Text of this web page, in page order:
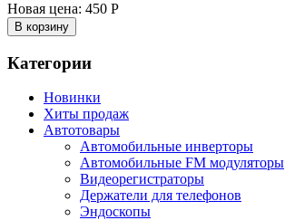
Новая цена: 450 Р
В корзину
Категории
Новинки
Хиты продаж
Автотовары
Автомобильные инверторы
Автомобильные FM модуляторы
Видеорегистраторы
Держатели для телефонов
Эндоскопы